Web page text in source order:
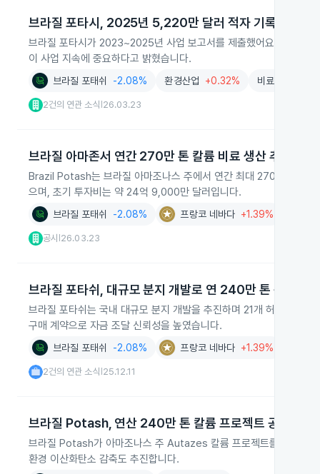
브라질 포타시, 2025년 5,220만 달러 적자 기록
브라질 포타시가 2023~2025년 사업 보고서를 제출했어요. 2025년
이 사업 지속에 중요하다고 밝혔습니다.
브라질 포태쉬 -2.08% 환경산업 +0.32% 비료
2건의 연관 소식 26.03.23
브라질 아마존서 연간 270만 톤 칼륨 비료 생산 추진
Brazil Potash는 브라질 아마조나스 주에서 연간 최대 270만 톤의
으며, 초기 투자비는 약 24억 9,000만 달러입니다.
브라질 포태쉬 -2.08% 프랑코 네바다 +1.39%
공시 26.03.23
브라질 포타쉬, 대규모 분지 개발로 연 240만 톤 목표
브라질 포타쉬는 국내 대규모 분지 개발을 추진하며 21개 허가를
구매 계약으로 자금 조달 신뢰성을 높였습니다.
브라질 포태쉬 -2.08% 프랑코 네바다 +1.39%
2건의 연관 소식 25.12.11
브라질 Potash, 연산 240만 톤 칼륨 프로젝트 공개
브라질 Potash가 아마조나스 주 Autazes 칼륨 프로젝트를 공개했
환경 이산화탄소 감축도 추진합니다.